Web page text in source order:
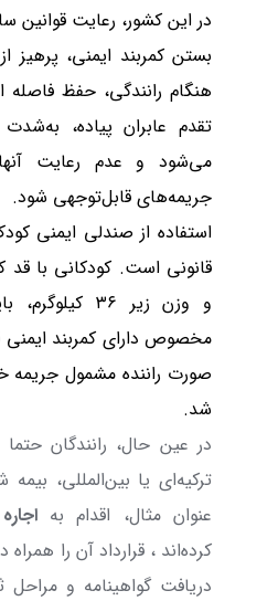
در این کشور، رعایت قوانین
بستن کمربند ایمنی، پرهیز
هنگام رانندگی، حفظ فاصله
تقدم عابران پیاده،
می‌شود و عدم رعایت
جریمه‌های قابل‌توجهی شود.
استفاده از صندلی ایمنی
قانونی است. کودکانی با قد
و وزن زیر ۳۶ کیلوگرم،
مخصوص دارای کمربند ایمنی
صورت راننده مشمول جریمه
شد.
در عین حال، رانندگان حتما
ترکیه‌ای یا بین‌المللی،
عنوان مثال، اقدام به
کرده‌اند،قرارداد آن را همراه
دریافت گواهینامه و مراحل